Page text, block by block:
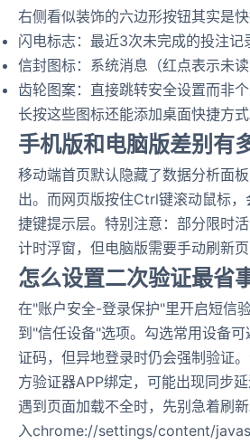
右侧看似装饰的六边形按钮其实是快
闪电标志：最近3次未完成的投注记
信封图标：系统消息（红点表示未读
齿轮图案：直接跳转安全设置而非
长按这些图标还能添加桌面快捷方式
手机版和电脑版差别有
移动端首页默认隐藏了数据分析面
出。而网页版按住Ctrl键滚动鼠标
捷键提示层。特别注意：部分限时
计时浮窗，但电脑版需要手动刷新页
怎么设置二次验证最省
在"账户安全-登录保护"里开启短信
到"信任设备"选项。勾选常用设备
证码，但异地登录时仍会强制验证
方验证器APP绑定，可能出现同步延
遇到页面加载不全时，先别急着刷
入chrome://settings/content/